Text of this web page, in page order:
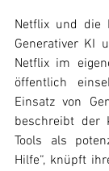
Netflix und die
Generativer KI
Netflix im
öffentlich
Einsatz von
beschreibt der
Tools als
Hilfe“, knüpft